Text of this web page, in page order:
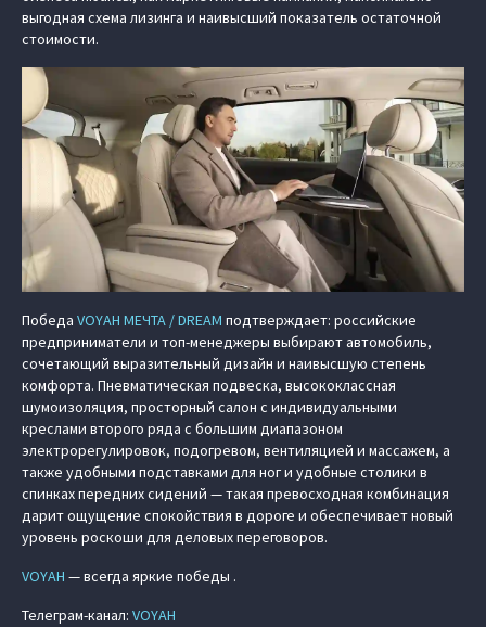
выгодная схема лизинга и наивысший показатель остаточной
стоимости.
Победа VOYAH МЕЧТА / DREAM подтверждает: российские
предприниматели и топ-менеджеры выбирают автомобиль,
сочетающий выразительный дизайн и наивысшую степень
комфорта. Пневматическая подвеска, высококлассная
шумоизоляция, просторный салон с индивидуальными
креслами второго ряда с большим диапазоном
электрорегулировок, подогревом, вентиляцией и массажем, а
также удобными подставками для ног и удобные столики в
спинках передних сидений — такая превосходная комбинация
дарит ощущение спокойствия в дороге и обеспечивает новый
уровень роскоши для деловых переговоров.
VOYAH — всегда яркие победы .
Телеграм-канал: VOYAH